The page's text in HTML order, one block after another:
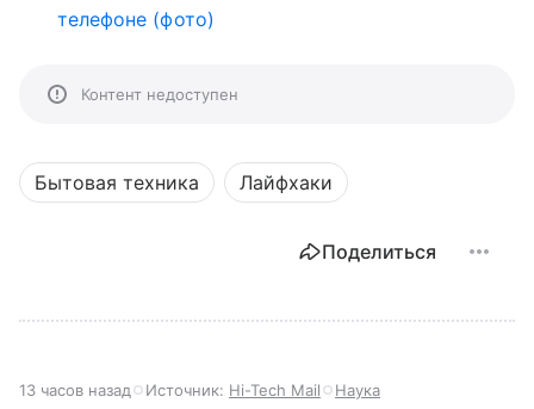
телефоне (фото)
Контент недоступен
Бытовая техника Лайфхаки
Поделиться
13 часов назад Источник: Hi-Tech Mail Наука